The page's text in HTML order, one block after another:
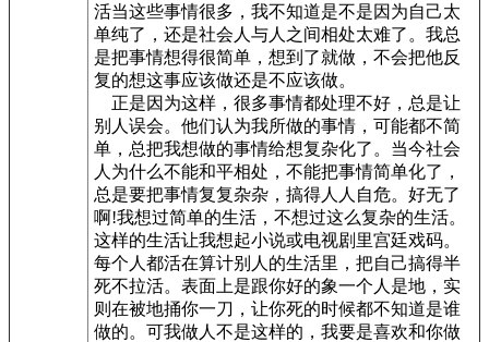
活当这些事情很多，我不知道是不是因为自己太
单纯了，还是社会人与人之间相处太难了。我总
是把事情想得很简单，想到了就做，不会把他反
复的想这事应该做还是不应该做。
正是因为这样，很多事情都处理不好，总是让
别人误会。他们认为我所做的事情，可能都不简
单，总把我想做的事情给想复杂化了。当今社会
人为什么不能和平相处，不能把事情简单化了，
总是要把事情复复杂杂，搞得人人自危。好无了
啊!我想过简单的生活，不想过这么复杂的生活。
这样的生活让我想起小说或电视剧里宫廷戏码。
每个人都活在算计别人的生活里，把自己搞得半
死不拉活。表面上是跟你好的象一个人是地，实
则在被地捅你一刀，让你死的时候都不知道是谁
做的。可我做人不是这样的，我要是喜欢和你做